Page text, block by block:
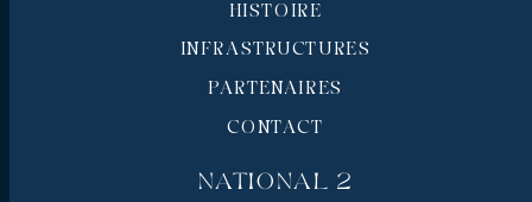
HISTOIRE
INFRASTRUCTURES
PARTENAIRES
CONTACT
National 2